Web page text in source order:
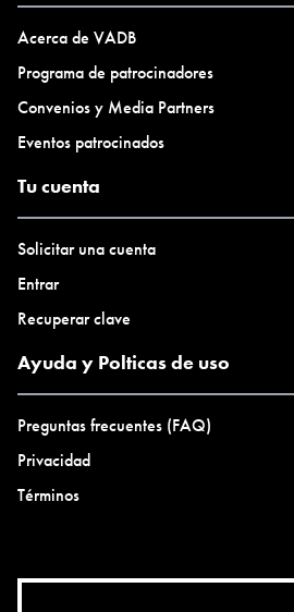
Acerca de VADB
Programa de patrocinadores
Convenios y Media Partners
Eventos patrocinados
Tu cuenta
Solicitar una cuenta
Entrar
Recuperar clave
Ayuda y Polticas de uso
Preguntas frecuentes (FAQ)
Privacidad
Términos